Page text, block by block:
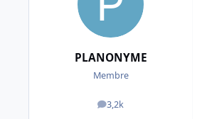
PLANONYME
Membre
3,2k
messages